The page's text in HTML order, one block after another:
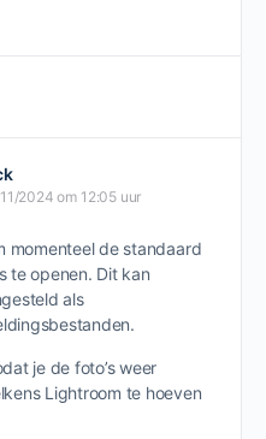
2024 om 12:05 uur
momenteel de standaard
te openen. Dit kan
als
je de foto’s weer
Lightroom te hoeven